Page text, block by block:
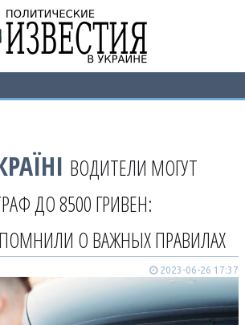
ВОДИТЕЛИ МОГУТ
ДО 8500 ГРИВЕН:
О ВАЖНЫХ ПРАВИЛАХ
2023-06-26 17:37